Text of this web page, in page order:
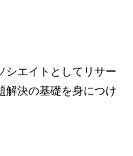
シエイトとしてリサー
解決の基礎を身につけ